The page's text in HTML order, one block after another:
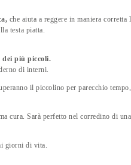
che aiuta a reggere in maniera
testa piatta.
dei più piccoli.
di interni.
il piccolino per parecchio
cura. Sarà perfetto nel corredino di
giorni di vita.